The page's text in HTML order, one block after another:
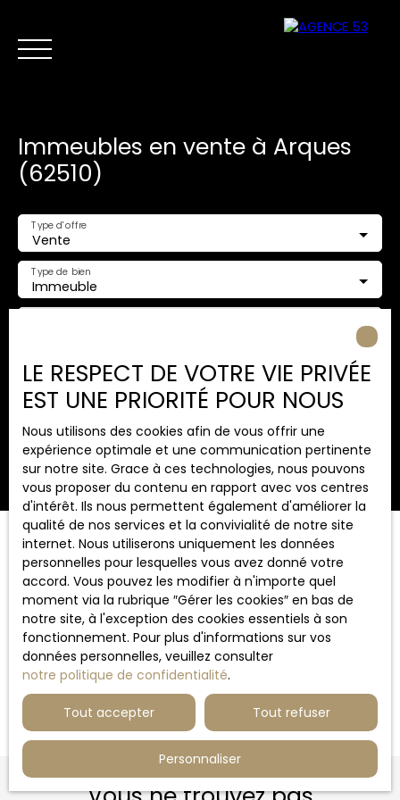
NOS ANNONCES NOS SERVICES
Nous
Estimer mon
Immeubles en vente à Arques
(62510)
Vente
Type d'offre
Immeuble
Type de bien
Budget max (€)
Rechercher
Pertinence
Trier par Créer une alerte
Aucun résultat
LE RESPECT DE VOTRE VIE PRIVÉE
EST UNE PRIORITÉ POUR NOUS
Nous utilisons des cookies afin de vous offrir une
expérience optimale et une communication pertinente
sur notre site. Grace à ces technologies, nous pouvons
vous proposer du contenu en rapport avec vos centres
d'intérêt. Ils nous permettent également d'améliorer la
qualité de nos services et la convivialité de notre site
internet. Nous utiliserons uniquement les données
personnelles pour lesquelles vous avez donné votre
accord. Vous pouvez les modifier à n'importe quel
moment via la rubrique ″Gérer les cookies″ en bas de
notre site, à l'exception des cookies essentiels à son
fonctionnement. Pour plus d'informations sur vos
données personnelles, veuillez consulter
notre politique de confidentialité.
Tout accepter Tout refuser
Personnaliser